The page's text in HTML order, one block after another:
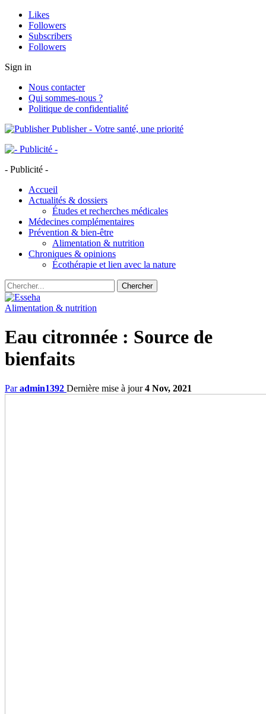
Likes
Followers
Subscribers
Followers
Sign in
Nous contacter
Qui sommes-nous ?
Politique de confidentialité
Publisher - Votre santé, une priorité
- Publicité -
Accueil
Actualités & dossiers
Études et recherches médicales
Médecines complémentaires
Prévention & bien-être
Alimentation & nutrition
Chroniques & opinions
Écothérapie et lien avec la nature
Alimentation & nutrition
Eau citronnée : Source de
bienfaits
Paradmin1392 Dernière mise à jour4 Nov, 2021